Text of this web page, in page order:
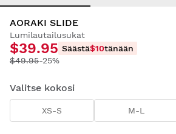
AORAKI SLIDE
Lumilautailusukat
$39.95 Säästä$10tänään
$49.95-25%
Valitse kokosi
XS-S M-L